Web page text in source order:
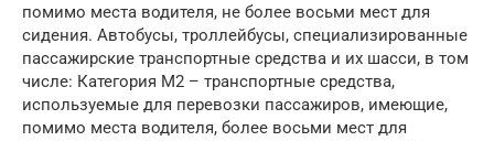
помимо места водителя, не более восьми мест для
сидения. Автобусы, троллейбусы, специализированные
пассажирские транспортные средства и их шасси, в том
числе: Категория М2 – транспортные средства,
используемые для перевозки пассажиров, имеющие,
помимо места водителя, более восьми мест для